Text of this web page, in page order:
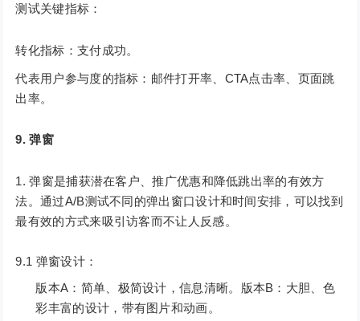
测试关键指标：
转化指标：支付成功。
代表用户参与度的指标：邮件打开率、CTA点击率、页面跳
出率。
9. 弹窗
弹窗是捕获潜在客户、推广优惠和降低跳出率的有效方
法。通过A/B测试不同的弹出窗口设计和时间安排，可以找到
最有效的方式来吸引访客而不让人反感。
9.1 弹窗设计：
版本A：简单、极简设计，信息清晰。版本B：大胆、色
彩丰富的设计，带有图片和动画。